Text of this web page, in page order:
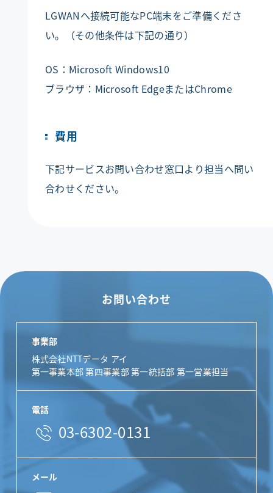
LGWANへ接続可能なPC端末をご準備くださ
い。（その他条件は下記の通り）
OS：Microsoft Windows10
ブラウザ：Microsoft EdgeまたはChrome
費用
下記サービスお問い合わせ窓口より担当へ問い
合わせください。
お問い合わせ
事業部
株式会社NTTデータ アイ
第一事業本部 第四事業部 第一統括部 第一営業担当
電話
03-6302-0131
メール